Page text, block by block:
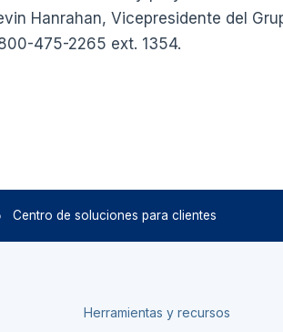
Hanrahan, Vicepresidente del
475-2265 ext. 1354.
Centro de soluciones para clientes
Herramientas y recursos